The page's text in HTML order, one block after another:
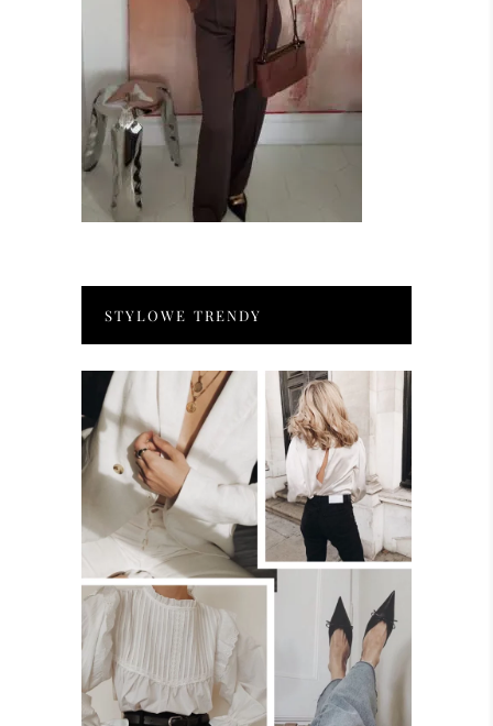
STYLOWE TRENDY